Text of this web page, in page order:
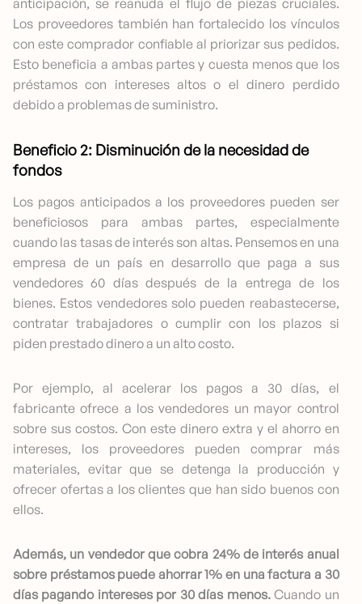
anticipación, se reanuda el flujo de piezas cruciales.
Los proveedores también han fortalecido los vínculos
con este comprador confiable al priorizar sus pedidos.
Esto beneficia a ambas partes y cuesta menos que los
préstamos con intereses altos o el dinero perdido
debido a problemas de suministro.
Beneficio 2: Disminución de la necesidad de
fondos
Los pagos anticipados a los proveedores pueden ser
beneficiosos para ambas partes, especialmente
cuando las tasas de interés son altas. Pensemos en una
empresa de un país en desarrollo que paga a sus
vendedores 60 días después de la entrega de los
bienes. Estos vendedores solo pueden reabastecerse,
contratar trabajadores o cumplir con los plazos si
piden prestado dinero a un alto costo.
Por ejemplo, al acelerar los pagos a 30 días, el
fabricante ofrece a los vendedores un mayor control
sobre sus costos. Con este dinero extra y el ahorro en
intereses, los proveedores pueden comprar más
materiales, evitar que se detenga la producción y
ofrecer ofertas a los clientes que han sido buenos con
ellos.
Además, un vendedor que cobra 24% de interés anual
sobre préstamos puede ahorrar 1% en una factura a 30
días pagando intereses por 30 días menos.Cuando un